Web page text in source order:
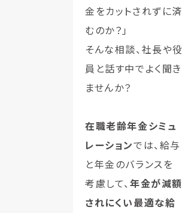
金をカットされずに済
むのか？」
そんな相談、社長や役
員と話す中でよく聞き
ませんか？
在職老齢年金シミュ
レーションでは、給与
と年金のバランスを
考慮して、 年金が減額
されにくい最適な給